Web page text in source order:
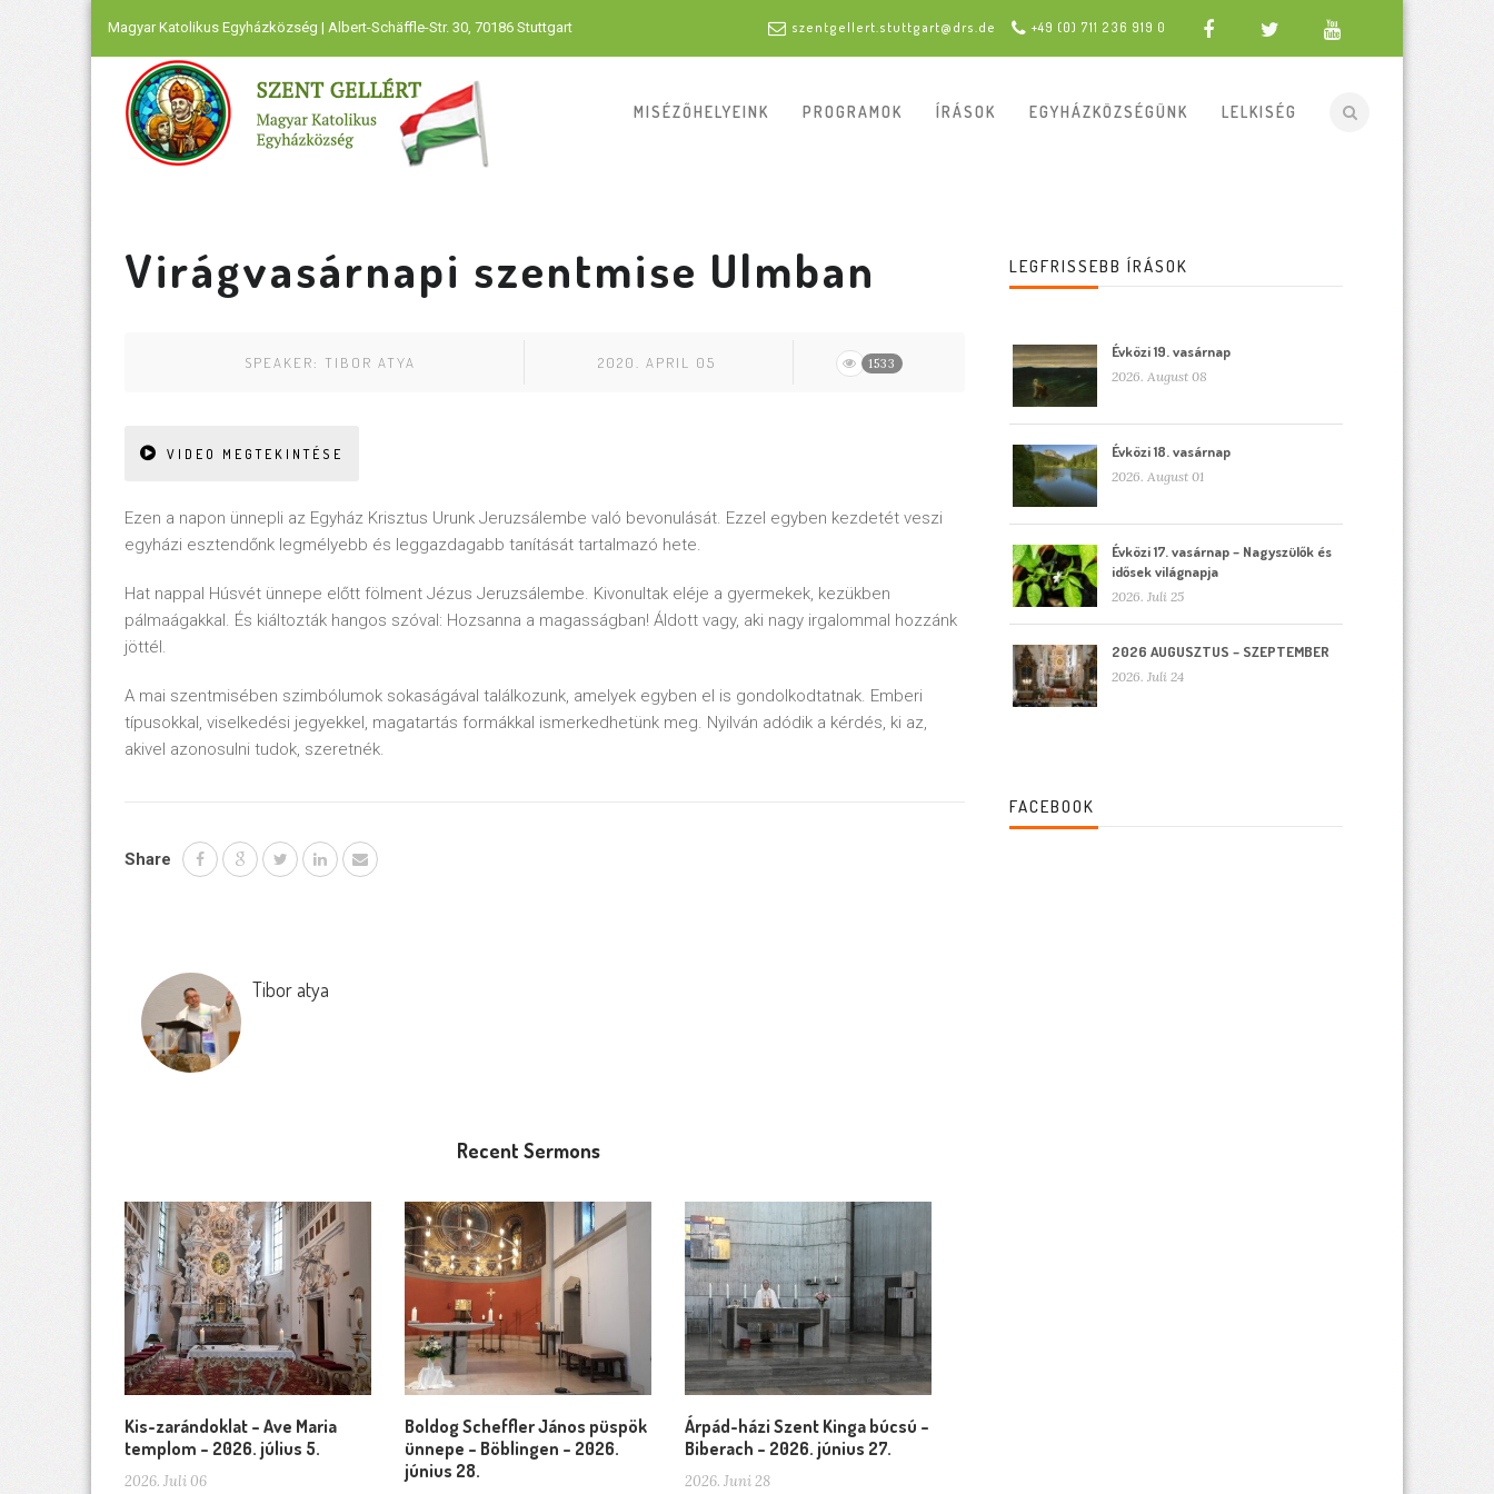
Magyar Katolikus Egyházközség | Albert-Schäffle-Str. 30, 70186 Stuttgart szentgellert.stuttgart@drs.de +49 (0) 711 236 919 0
MISÉZŐHELYEINK PROGRAMOK ÍRÁSOK EGYHÁZKÖZSÉGÜNK LELKISÉG
Virágvasárnapi szentmise Ulmban
SPEAKER: TIBOR ATYA 2020. APRIL 05 1533
VIDEO MEGTEKINTÉSE
Ezen a napon ünnepli az Egyház Krisztus Urunk Jeruzsálembe való bevonulását. Ezzel egyben kezdetét veszi
egyházi esztendőnk legmélyebb és leggazdagabb tanítását tartalmazó hete.
Hat nappal Húsvét ünnepe előtt fölment Jézus Jeruzsálembe. Kivonultak eléje a gyermekek, kezükben
pálmaágakkal. És kiáltozták hangos szóval: Hozsanna a magasságban! Áldott vagy, aki nagy irgalommal hozzánk
jöttél.
A mai szentmisében szimbólumok sokaságával találkozunk, amelyek egyben el is gondolkodtatnak. Emberi
típusokkal, viselkedési jegyekkel, magatartás formákkal ismerkedhetünk meg. Nyilván adódik a kérdés, ki az,
akivel azonosulni tudok, szeretnék.
Share
Tibor atya
Recent Sermons
Kis-zarándoklat – Ave Maria
templom – 2026. július 5.
2026. Juli 06
Boldog Scheffler János püspök
ünnepe – Böblingen – 2026.
június 28.
Árpád-házi Szent Kinga búcsú –
Biberach – 2026. június 27.
2026. Juni 28
LEGFRISSEBB ÍRÁSOK
Évközi 19. vasárnap
2026. August 08
Évközi 18. vasárnap
2026. August 01
Évközi 17. vasárnap – Nagyszülők és
idősek világnapja
2026. Juli 25
2026 AUGUSZTUS – SZEPTEMBER
2026. Juli 24
FACEBOOK